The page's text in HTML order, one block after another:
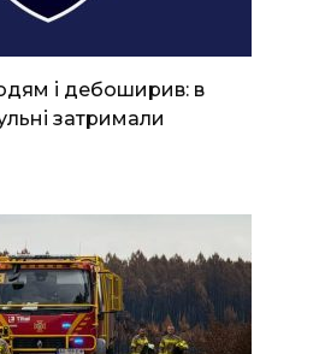
і дебоширив: в
затримали